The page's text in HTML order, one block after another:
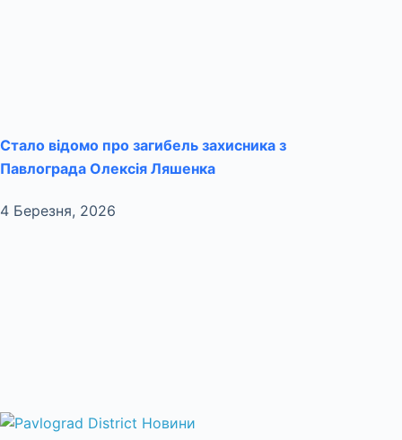
Стало відомо про загибель захисника з
Павлограда Олексія Ляшенка
4 Березня, 2026